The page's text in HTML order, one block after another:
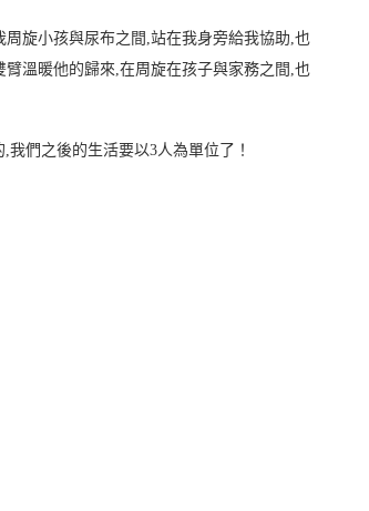
旋小孩與尿布之間,站在我身旁給我協助,也
溫暖他的歸來,在周旋在孩子與家務之間,也
們之後的生活要以3人為單位了！